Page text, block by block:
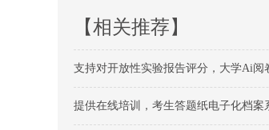
【相关推荐】
支持对开放性实验报告评分，大学Ai阅
提供在线培训，考生答题纸电子化档案